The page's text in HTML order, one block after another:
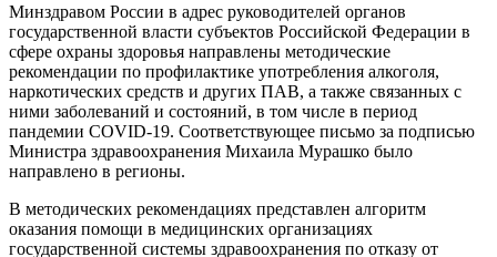
Минздравом России в адрес руководителей органов
государственной власти субъектов Российской Федерации в
сфере охраны здоровья направлены методические
рекомендации по профилактике употребления алкоголя,
наркотических средств и других ПАВ, а также связанных с
ними заболеваний и состояний, в том числе в период
пандемии COVID-19. Соответствующее письмо за подписью
Министра здравоохранения Михаила Мурашко было
направлено в регионы.
В методических рекомендациях представлен алгоритм
оказания помощи в медицинских организациях
государственной системы здравоохранения по отказу от